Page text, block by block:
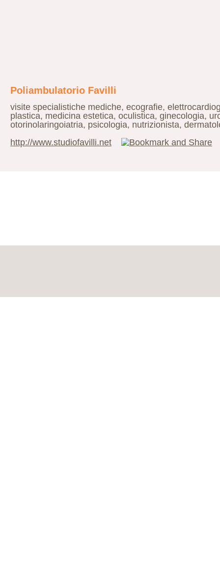
Poliambulatorio Favilli
visite specialistiche mediche, ecografie,
plastica, medicina estetica, oculistica, ginecologia,
otorinolaringoiatria, psicologia, nutrizionista,
http://www.studiofavilli.net